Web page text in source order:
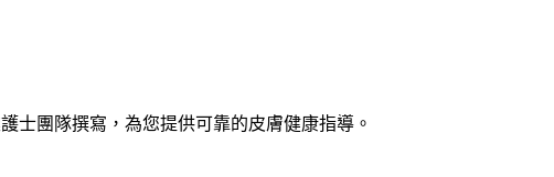
士團隊撰寫，為您提供可靠的皮膚健康指導。